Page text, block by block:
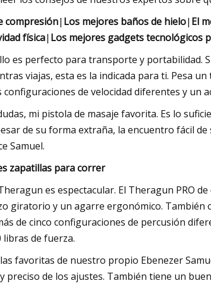
compresión| Los mejores baños de hielo| El
física| Los mejores gadgets tecnológicos
es perfecto para transporte y portabilidad.
viajas, esta es la indicada para ti. Pesa
de velocidad diferentes y un
mi pistola de masaje favorita. Es lo
de su forma extraña, la encuentro fácil
Samuel.
zapatillas para correr
es espectacular. El Theragun PRO
giratorio y un agarre ergonómico. También
de cinco configuraciones de percusión
de fuerza.
favoritas de nuestro propio Ebenezer
preciso de los ajustes. También tiene un